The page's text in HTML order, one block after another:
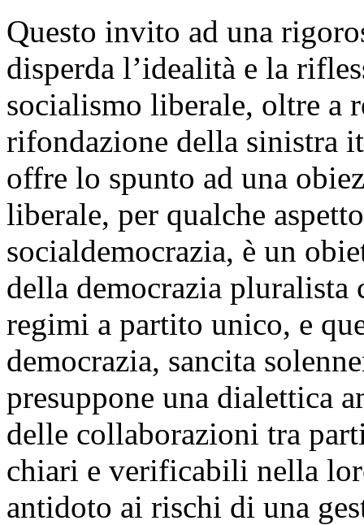
Questo invito ad una
disperda l’idealità e la
socialismo liberale, oltre a
rifondazione della sinistra
offre lo spunto ad una
liberale, per qualche
socialdemocrazia, è un
della democrazia
regimi a partito unico, e
democrazia, sancita
presuppone una dialettica
delle collaborazioni tra
chiari e verificabili nella
antidoto ai rischi di una